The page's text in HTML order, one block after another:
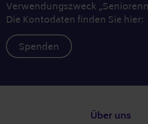
Verwendungszweck
Die Kontodaten finden Sie hier:
Spenden
Über uns